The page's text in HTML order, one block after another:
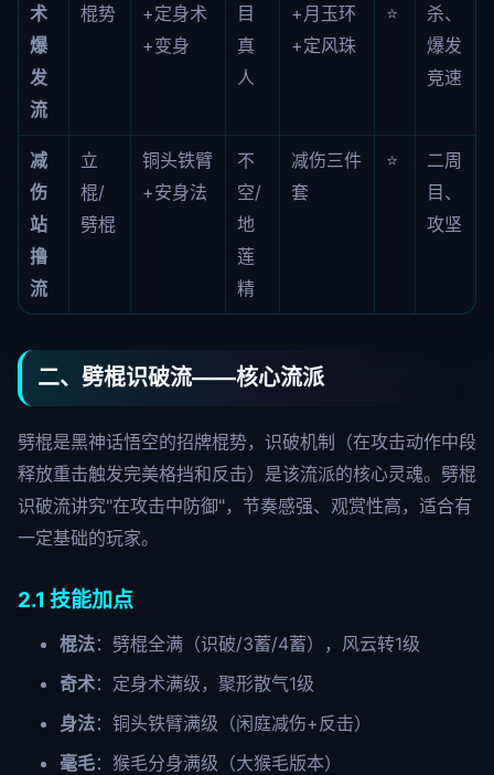
术
爆
发
流
棍势
+定身术
+变身
目
真
人
+月玉环
+定风珠
⭐
杀、
爆发
竞速
减
伤
站
撸
流
立
棍/
劈棍
铜头铁臂
+安身法
不
空/
地
莲
精
减伤三件
套
⭐
二周
目、
攻坚
二、劈棍识破流——核心流派
劈棍是黑神话悟空的招牌棍势，识破机制（在攻击动作中段
释放重击触发完美格挡和反击）是该流派的核心灵魂。劈棍
识破流讲究"在攻击中防御"，节奏感强、观赏性高，适合有
一定基础的玩家。
2.1 技能加点
棍法：劈棍全满（识破/3蓄/4蓄），风云转1级
奇术：定身术满级，聚形散气1级
身法：铜头铁臂满级（闲庭减伤+反击）
毫毛：猴毛分身满级（大猴毛版本）